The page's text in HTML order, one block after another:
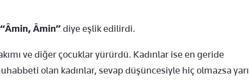
“Âmin, Âmin”diye eşlik edilirdi.
ve diğer çocuklar yürürdü. Kadınlar ise en geride
olan kadınlar, sevap düşüncesiyle hiç olmazsa yarı